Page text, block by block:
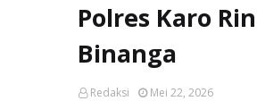
Polres Karo
Binanga
Redaksi Mei 22, 2026